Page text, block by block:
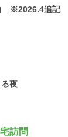
※2026.4追記
夜
訪問